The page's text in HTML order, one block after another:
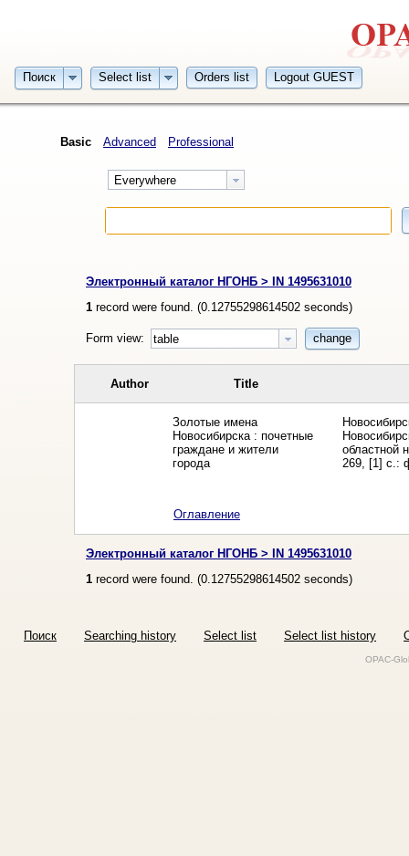
Поиск Select list Orders list Logout GUEST
Basic Advanced Professional
Everywhere
Электронный каталог НГОНБ > IN 1495631010
1 record were found. (0.12755298614502 seconds)
Form view: table change
Author Title
Золотые имена
Новосибирска : почетные
граждане и жители
города
областной
269, [1] с.:
Оглавление
Электронный каталог НГОНБ > IN 1495631010
1 record were found. (0.12755298614502 seconds)
Поиск Searching history Select list Select list history
OPAC-